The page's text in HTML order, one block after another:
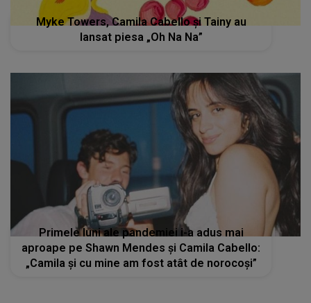
Myke Towers, Camila Cabello și Tainy au
lansat piesa „Oh Na Na”
Primele luni ale pandemiei i-a adus mai
aproape pe Shawn Mendes și Camila Cabello:
„Camila și cu mine am fost atât de norocoși”